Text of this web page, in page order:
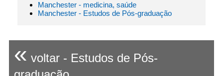
Manchester - medicina, saúde
Manchester - Estudos de Pós-graduação
« voltar - Estudos de Pós-